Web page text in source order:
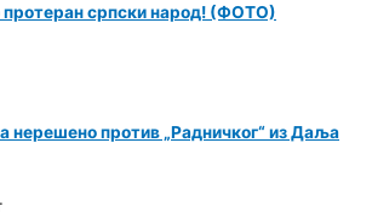
протеран српски народ! (ФОТО)
нерешено против „Радничког“ из Даља